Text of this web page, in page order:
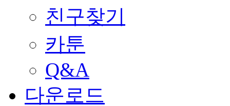
친구찾기
카툰
Q&A
다운로드